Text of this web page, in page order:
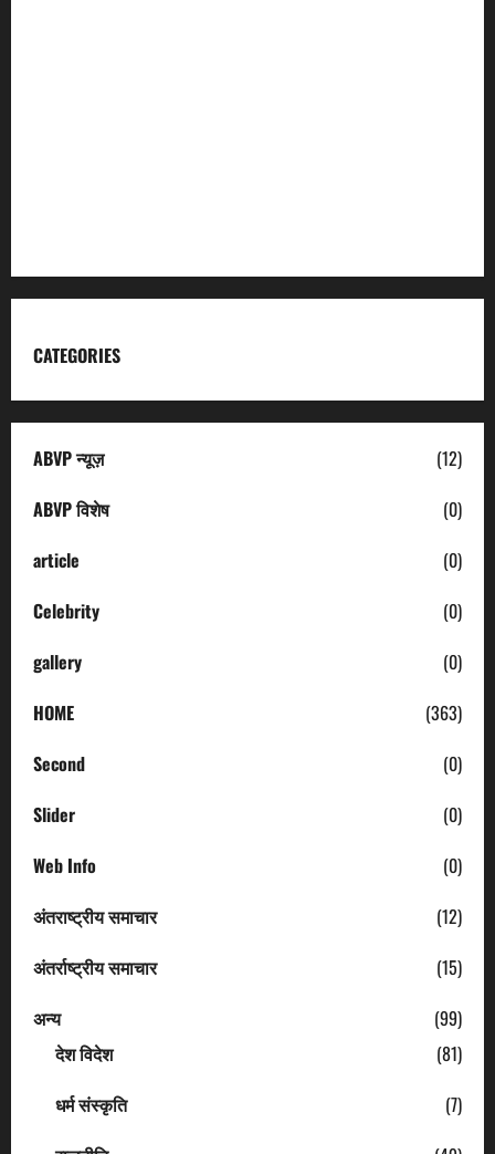
CATEGORIES
ABVP न्यूज़
(12)
ABVP विशेष
(0)
article
(0)
Celebrity
(0)
gallery
(0)
HOME
(363)
Second
(0)
Slider
(0)
Web Info
(0)
अंतराष्ट्रीय समाचार
(12)
अंतर्राष्ट्रीय समाचार
(15)
अन्य
(99)
देश विदेश
(81)
धर्म संस्कृति
(7)